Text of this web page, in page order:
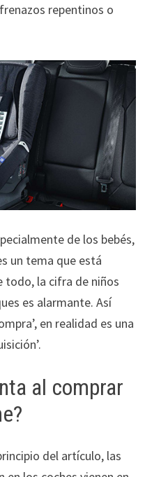
repentinos o
de los bebés,
un tema que está
todo, la cifra de niños
es alarmante. Así
en realidad es una
al comprar
del artículo, las